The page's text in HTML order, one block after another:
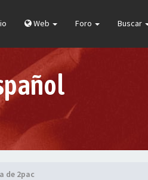
Web Foro Buscar
de 2pac